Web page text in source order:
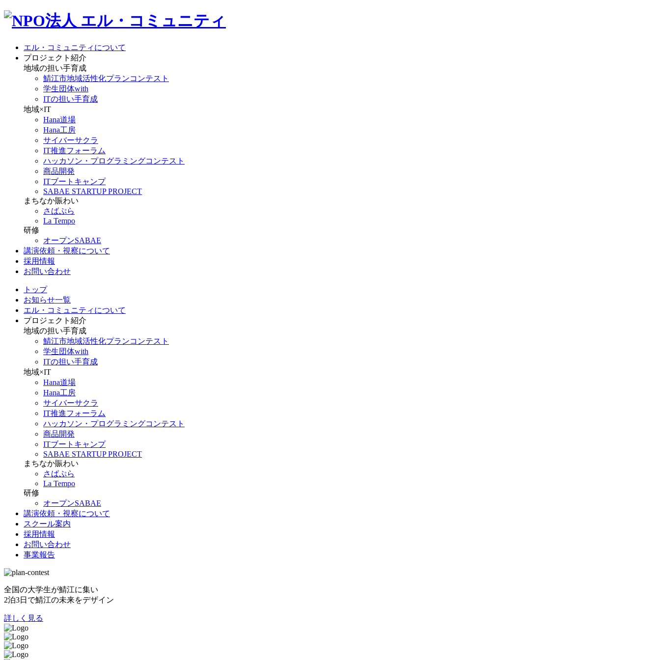
エル・コミュニティについて
プロジェクト紹介
地域の担い手育成
鯖江市地域活性化プランコンテスト
学生団体with
ITの担い手育成
地域×IT
Hana道場
Hana工房
サイバーサクラ
IT推進フォーラム
ハッカソン・プログラミングコンテスト
商品開発
ITブートキャンプ
SABAE STARTUP PROJECT
まちなか賑わい
さばぷら
La Tempo
研修
オープンSABAE
講演依頼・視察について
採用情報
お問い合わせ
トップ
お知らせ一覧
エル・コミュニティについて
プロジェクト紹介
地域の担い手育成
鯖江市地域活性化プランコンテスト
学生団体with
ITの担い手育成
地域×IT
Hana道場
Hana工房
サイバーサクラ
IT推進フォーラム
ハッカソン・プログラミングコンテスト
商品開発
ITブートキャンプ
SABAE STARTUP PROJECT
まちなか賑わい
さばぷら
La Tempo
研修
オープンSABAE
講演依頼・視察について
スクール案内
採用情報
お問い合わせ
事業報告
全国の大学生が鯖江に集い
2泊3日で鯖江の未来をデザイン
詳しく見る